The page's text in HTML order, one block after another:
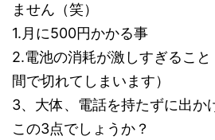
ません（笑）
1.月に500円かかる事
2.電池の消耗が激しすぎるこ
間で切れてしまいます）
3、大体、電話を持たずに出か
この3点でしょうか？